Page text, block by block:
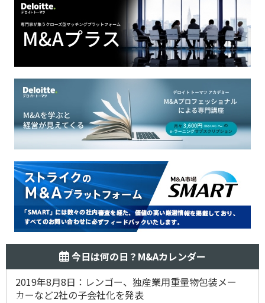
今日は何の日？M&Aカレンダー
2019年8月8日：レンゴー、独産業用重量物包装メー
カーなど2社の子会社化を発表